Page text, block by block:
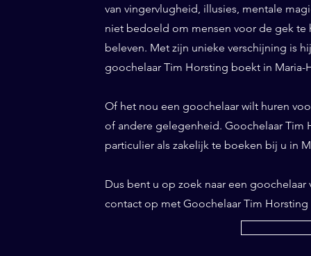
van vingervlugheid, illusies, mentale
niet bedoeld om mensen voor de gek te
beleven. Met zijn unieke verschijning is
goochelaar Tim Horsting boekt in
Of het nou een goochelaar wilt huren
of andere gelegenheid. Goochelaar Tim
particulier als zakelijk te boeken bij u in
Dus bent u op zoek naar een
contact op met Goochelaar Tim Horsting